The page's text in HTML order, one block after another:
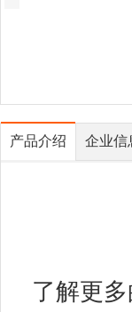
产品介绍 企业信
了解更